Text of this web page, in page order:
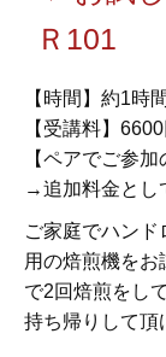
Ｒ101
【時間】約1時間
【受講料】
【ペアでご参加
→追加料金とし
ご家庭でハン
用の焙煎機を
で2回焙煎をし
持ち帰りして頂